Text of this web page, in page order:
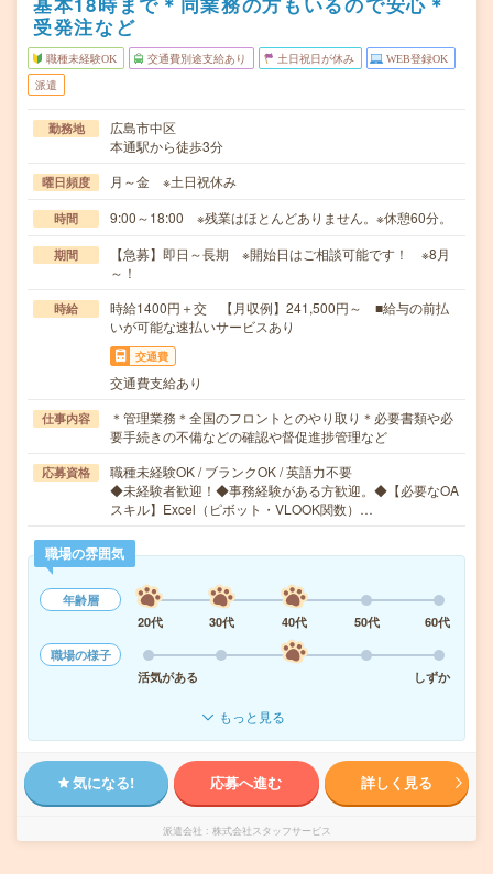
受発注など
職種未経験OK 交通費別途支給あり 土日祝日が休み WEB登録OK
派遣
勤務地
広島市中区
本通駅から徒歩3分
曜日頻度 月～金 ※土日祝休み
時間 9:00～18:00 ※残業はほとんどありません。※休憩60分。
期間
【急募】即日～長期 ※開始日はご相談可能です！ ※8月
～！
時給
時給1400円＋交 【月収例】241,500円～ ■給与の前払
いが可能な速払いサービスあり
交通費
交通費支給あり
仕事内容
＊管理業務＊全国のフロントとのやり取り＊必要書類や必
要手続きの不備などの確認や督促進捗管理など
応募資格
職種未経験OK / ブランクOK / 英語力不要
◆未経験者歓迎！◆事務経験がある方歓迎。◆【必要なOA
スキル】Excel（ピボット・VLOOK関数）…
職場の雰囲気
年齢層
20代
30代 40代 50代
60代
職場の様子
活気がある
しずか
もっと見る
気になる! 応募へ進む 詳しく見る
派遣会社 株式会社スタッフサービス